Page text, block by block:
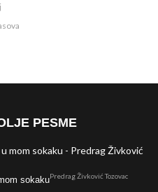
PESME
sokakuPredrag Živković Tozovac